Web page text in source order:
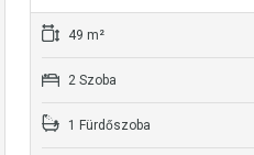
49 m²
2 Szoba
1 Fürdőszoba